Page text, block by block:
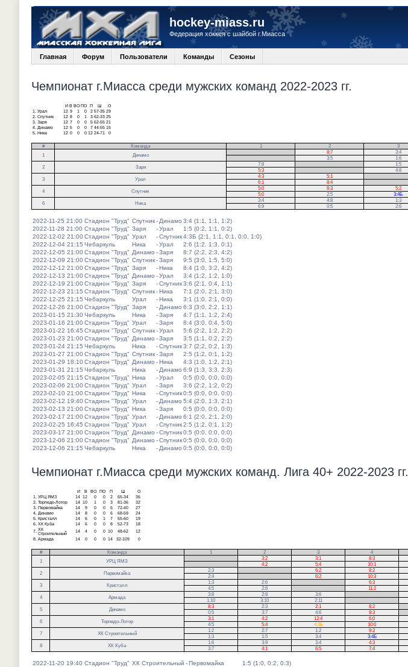
hockey-miass.ru
Федерация хоккея с шайбой г.Миасса
Главная Форум Пользователи Команды Сезоны
Чемпионат г.Миасса среди мужских команд 2022-2023 гг.
И В ВО ПО П
О
1.
Урал 12 9 1 0 2 57-35 29
2. Спутник 12 8 0 1 3 62-33 25
3. Заря 12 7 0 0 5 62-55 21
4.
Динамо 12 5 0 0 7 44-55 15
5.
Ника 12 0 0 0 12 24-71 0
# Команда 1 2 3
1
Динамо
8:7 3:4
3:5 1:6
2
Заря
7:8 1:5
5:3 4:8
3
Урал
4:3 5:1
6:1 8:4
4
Спутник
5:0 6:3 5:2
5:0 2:5 3:4Б
6
Ника
3:4 4:8 1:3
6:9 0:5 2:6
2022-11-25 21:00 Стадион "Труд" Спутник- Динамо 3:4 (1:1, 1:1, 1:2)
2022-11-28 21:00 Стадион "Труд" Заря -Урал
1:5 (0:2, 1:1, 0:2)
2022-12-02 21:00Стадион "Труд" Урал -Спутник4:3Б (2:1, 1:1, 0:1, 0:0, 1:0)
2022-12-04 21:15 Чебаркуль Ника -Урал
2:6 (1:2, 1:3, 0:1)
2022-12-05 21:00Стадион "Труд" Динамо -Заря
8:7 (2:2, 2:3, 4:2)
2022-12-09 21:00Стадион "Труд" Спутник-Заря
9:5 (3:0, 1:5, 5:0)
2022-12-12 21:00Стадион "Труд" Заря -Ника
8:4 (1:0, 3:2, 4:2)
2022-12-13 21:00Стадион "Труд" Динамо -Урал
3:4 (1:2, 1:2, 1:0)
2022-12-19 21:00Стадион "Труд" Заря -Спутник3:6 (2:1, 0:4, 1:1)
2022-12-23 21:15 Стадион "Труд" Спутник-Ника
7:1 (2:0, 2:1, 3:0)
2022-12-25 21:15 Чебаркуль Урал -Ника
3:1 (1:0, 2:1, 0:0)
2022-12-26 21:00Стадион "Труд" Заря - Динамо 6:3 (3:0, 2:2, 1:1)
2023-01-15 21:30Чебаркуль Ника -Заря
4:7 (1:1, 1:2, 2:4)
2023-01-16 21:00Стадион "Труд" Урал -Заря
8:4 (3:0, 0:4, 5:0)
2023-01-22 16:45 Стадион "Труд" Спутник-Урал
5:6 (2:2, 1:2, 2:2)
2023-01-23 21:00Стадион "Труд" Динамо -Заря
3:5 (1:1, 0:2, 2:2)
2023-01-24 21:15 Чебаркуль Ника -Спутник3:7 (2:2, 0:2, 1:3)
2023-01-27 21:00Стадион "Труд" Спутник-Заря
2:5 (1:2, 0:1, 1:2)
2023-01-29 18:10Стадион "Труд" Динамо -Ника
4:3 (1:0, 1:2, 2:1)
2023-01-31 21:15 Чебаркуль Ника - Динамо 6:9 (1:3, 3:3, 2:3)
2023-02-05 21:15 Стадион "Труд" Ника -Урал
0:5 (0:0, 0:0, 0:0)
2023-02-06 21:00Стадион "Труд" Урал -Заря
3:6 (2:2, 1:2, 0:2)
2023-02-10 21:00Стадион "Труд" Ника -Спутник0:5 (0:0, 0:0, 0:0)
2023-02-12 19:40Стадион "Труд" Урал - Динамо 5:4 (2:0, 1:3, 2:1)
2023-02-13 21:00Стадион "Труд" Ника -Заря
0:5 (0:0, 0:0, 0:0)
2023-02-17 21:00Стадион "Труд" Урал - Динамо 6:1 (2:0, 2:1, 2:0)
2023-02-25 16:45 Стадион "Труд" Урал -Спутник2:5 (1:2, 0:1, 1:2)
2023-03-17 21:00Стадион "Труд" Динамо -Спутник0:5 (0:0, 0:0, 0:0)
2023-12-06 21:00Стадион "Труд" Динамо -Спутник0:5 (0:0, 0:0, 0:0)
2023-12-06 21:15 Чебаркуль Ника - Динамо 0:5 (0:0, 0:0, 0:0)
Чемпионат г.Миасса среди мужских команд. Лига 40+ 2022-2023 гг.
И В ВО ПО П
О
1.
УРЦ ЯМЗ 14 12 0 0 2 65-34
36
2. Торпедо-Лотор 14 10 1 0 3 81-36
32
3.
Первомайка 14 9 0 0 5 72-40
27
4.
Динамо 14 8 0 0 6 68-59
24
5.
Кристалл 14 6 0 1 7 55-60
19
6. ХК Куба 14 6 0 0 8 52-73
18
7. ХК
Строительный
14 4 0 0 10 48-62
12
8. Армада 14 0 0 0 14 32-109 0
# Команда 1 2 3 4
1
УРЦ ЯМЗ
3:2 3:1 8:3
4:2 5:4 10:1
2
Первомайка
2:3 6:2 8:2
2:4 6:2 10:3
3
Кристалл
1:3 2:6 6:3
4:5 2:6 11:2
4
Армада
3:8 2:8 3:6
1:10 3:10 2:11
5
Динамо
8:3 2:3 2:1 8:2
0:5 3:7 4:6 9:3
6
Торпедо-Лотор
3:1 4:2 12:4 6:0
4:5 5:4 4:3Б 10:0
7
ХК Строительный
1:2 2:7 1:2 9:2
1:3 1:5 3:4 3:4Б
8
ХК Куба
1:6 3:9 3:4 4:3
3:7 4:1 6:5 7:4
2022-11-20 19:40 Стадион "Труд" ХК Строительный -Первомайка
1:5 (1:0, 0:2, 0:3)